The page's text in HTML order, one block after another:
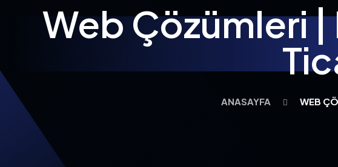
Web Çözümleri
ANASAYFA WEB